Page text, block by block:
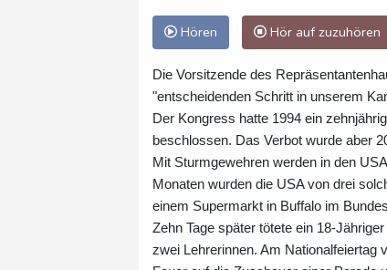
Hören Hör auf zuzuhören
Die Vorsitzende des
"entscheidenden Schritt in unserem
Der Kongress hatte 1994 ein
beschlossen. Das Verbot wurde aber
Mit Sturmgewehren werden in den
Monaten wurden die USA von drei
einem Supermarkt in Buffalo im
Zehn Tage später tötete ein 18-
zwei Lehrerinnen. Am Nationalfeiertag